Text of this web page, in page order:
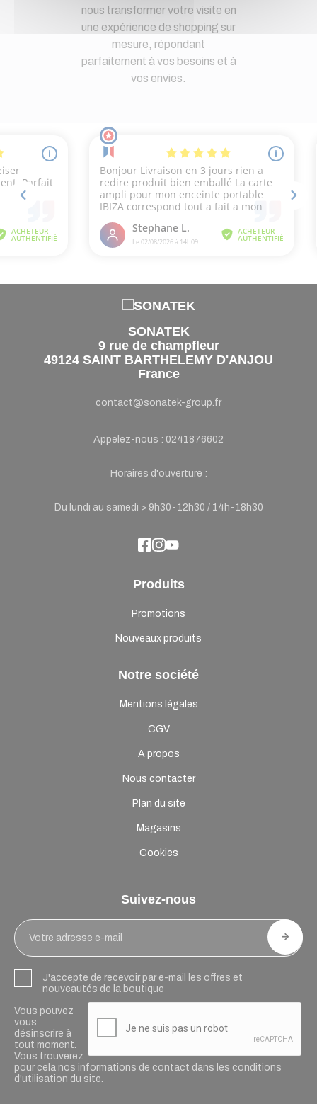
nous transformer votre visite en
une expérience de shopping sur
mesure, répondant
parfaitement à vos besoins et à
vos envies.
SONATEK
9 rue de champfleur
49124 SAINT BARTHELEMY D'ANJOU
France
contact@sonatek-group.fr
Appelez-nous : 0241876602
Horaires d'ouverture :
Du lundi au samedi > 9h30-12h30 / 14h-18h30
Produits
Promotions
Nouveaux produits
Notre société
Mentions légales
CGV
A propos
Nous contacter
Plan du site
Magasins
Cookies
Suivez-nous
J'accepte de recevoir par e-mail les offres et
nouveautés de la boutique
Vous pouvez
vous
désinscrire à
tout moment.
Vous trouverez
pour cela nos informations de contact dans les conditions
d'utilisation du site.